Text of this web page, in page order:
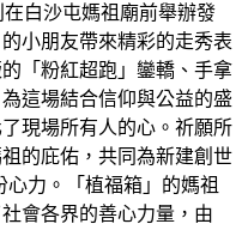
在白沙屯媽祖廟前舉辦發
小朋友帶來精彩的走秀表
「粉紅超跑」鑾轎、手拿
這場結合信仰與公益的盛
現場所有人的心。祈願所
的庇佑，共同為新建創世
力。「植福箱」的媽祖
會各界的善心力量，由